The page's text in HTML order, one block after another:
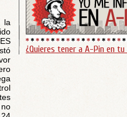
la
¿Quieres tener a A-Pin en tu